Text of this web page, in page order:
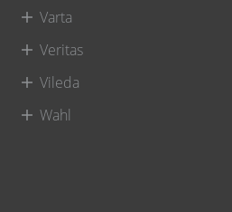
Varta
Veritas
Vileda
Wahl